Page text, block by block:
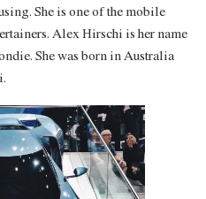
She is one of the mobile
Alex Hirschi is her name
She was born in Australia